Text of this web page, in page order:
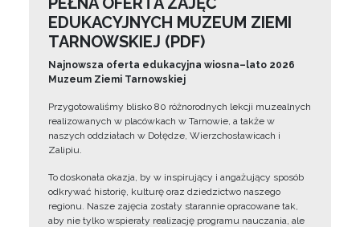
EDUKACYJNYCH MUZEUM ZIEMI
TARNOWSKIEJ (PDF)
Najnowsza oferta edukacyjna wiosna–lato 2026
Muzeum Ziemi Tarnowskiej
Przygotowaliśmy blisko 80 różnorodnych lekcji muzealnych
realizowanych w placówkach w Tarnowie, a także w
naszych oddziałach w Dołędze, Wierzchosławicach i
Zalipiu.
To doskonała okazja, by w inspirujący i angażujący sposób
odkrywać historię, kulturę oraz dziedzictwo naszego
regionu. Nasze zajęcia zostały starannie opracowane tak,
aby nie tylko wspierały realizację programu nauczania, ale